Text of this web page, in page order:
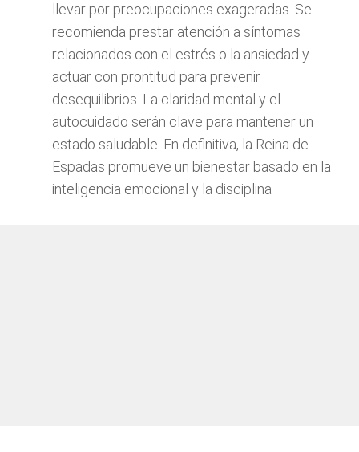
llevar por preocupaciones exageradas. Se
recomienda prestar atención a síntomas
relacionados con el estrés o la ansiedad y
actuar con prontitud para prevenir
desequilibrios. La claridad mental y el
autocuidado serán clave para mantener un
estado saludable. En definitiva, la Reina de
Espadas promueve un bienestar basado en la
inteligencia emocional y la disciplina